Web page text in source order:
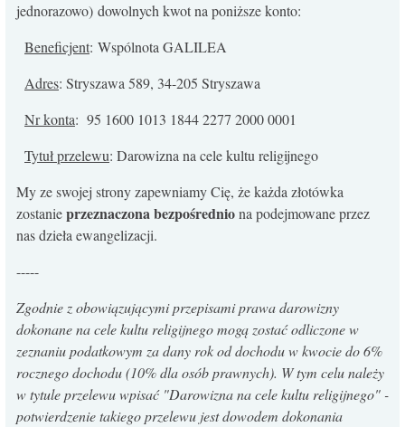
jednorazowo) dowolnych kwot na poniższe konto:
Beneficjent: Wspólnota GALILEA
Adres: Stryszawa 589, 34-205 Stryszawa
Nr konta: 95 1600 1013 1844 2277 2000 0001
Tytuł przelewu: Darowizna na cele kultu religijnego
My ze swojej strony zapewniamy Cię, że każda złotówka
zostanieprzeznaczona bezpośredniona podejmowane przez
nas dzieła ewangelizacji.
-----
Zgodnie z obowiązującymi przepisami prawa darowizny
dokonane na cele kultu religijnego mogą zostać odliczone w
zeznaniu podatkowym za dany rok od dochodu w kwocie do 6%
rocznego dochodu (10% dla osób prawnych). W tym celu należy
w tytule przelewu wpisać "Darowizna na cele kultu religijnego" -
potwierdzenie takiego przelewu jest dowodem dokonania